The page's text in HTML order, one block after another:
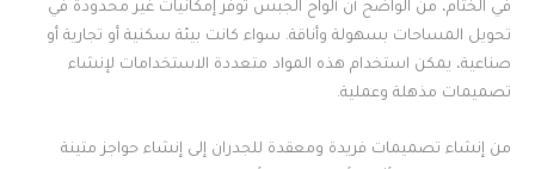
في الختام، من الواضح أن ألواح الجبس توفر إمكانيات غير محدودة في
تحويل المساحات بسهولة وأناقة. سواء كانت بيئة سكنية أو تجارية أو
صناعية، يمكن استخدام هذه المواد متعددة الاستخدامات لإنشاء
تصميمات مذهلة وعملية.
من إنشاء تصميمات فريدة ومعقدة للجدران إلى إنشاء حواجز متينة